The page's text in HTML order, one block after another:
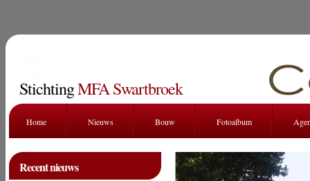
StichtingMFA Swartbroek
Home Nieuws Bouw Fotoalbum
Recent nieuws